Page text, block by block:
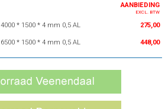
AANBIEDING
EXCL. BTW
4000 * 1500 * 4 mm 0,5 AL 275,00
6500 * 1500 * 4 mm 0,5 AL 448,00